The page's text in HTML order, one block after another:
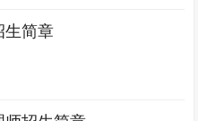
生简章